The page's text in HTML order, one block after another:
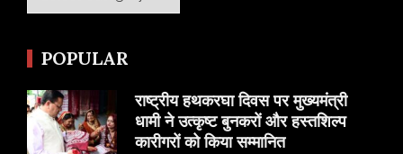
POPULAR
राष्ट्रीय हथकरघा दिवस पर मुख्यमंत्री
धामी ने उत्कृष्ट बुनकरों और हस्तशिल्प
कारीगरों को किया सम्मानित